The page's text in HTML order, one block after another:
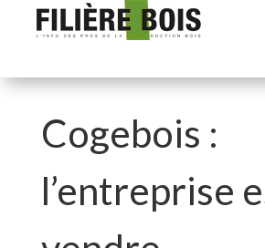
Cogebois :
l’entreprise